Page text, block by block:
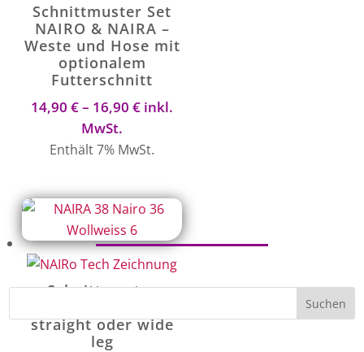
Schnittmuster Set
NAIRO & NAIRA –
Weste und Hose mit
optionalem
Futterschnitt
14,90 €– 16,90 €Preisspanne:
bis
inkl.
MwSt.
Enthält 7% MwSt.
Schnittmuster
straight oder wide
leg